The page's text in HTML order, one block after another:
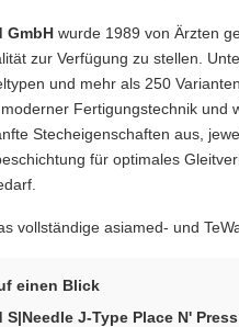
GmbH wurde 1989 von Ärzten
zur Verfügung zu stellen.
und mehr als 250
Fertigungstechnik und
Stecheigenschaften aus,
für optimales
vollständige asiamed- und
einen Blick
S|Needle J-Type Place N'